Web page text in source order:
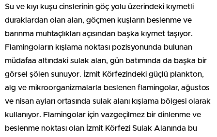
Su ve kıyı kuşu cinslerinin göç yolu üzerindeki kıymetli
duraklardan olan alan, göçmen kuşların beslenme ve
barınma muhtaçlıkları açısından başka kıymet taşıyor.
Flamingoların kışlama noktası pozisyonunda bulunan
müdafaa altındaki sulak alan, gün batımında da başka bir
görsel şölen sunuyor. İzmit Körfezindeki güçlü plankton,
alg ve mikroorganizmalarla beslenen flamingolar, ağustos
ve nisan ayları ortasında sulak alanı kışlama bölgesi olarak
kullanıyor. Flamingolar için vazgeçilmez bir dinlenme ve
beslenme noktası olan İzmit Körfezi Sulak Alanında bu